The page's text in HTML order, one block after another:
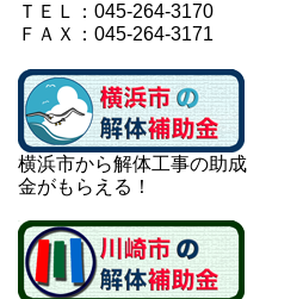
ＴＥＬ：045-264-3170
ＦＡＸ：045-264-3171
横浜市から解体工事の助成
金がもらえる！